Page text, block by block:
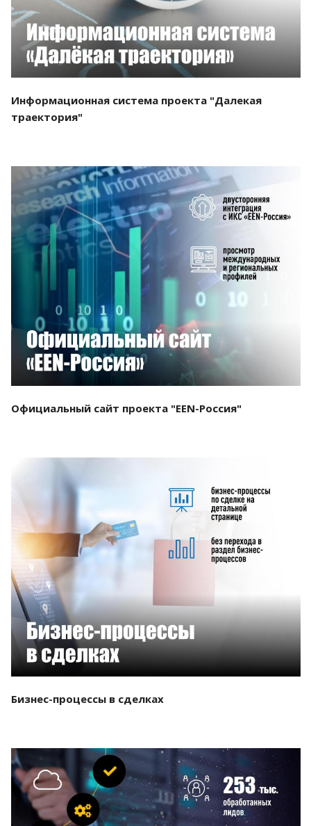
Информационная система проекта "Далекая
траектория"
Смотреть проект
Официальный сайт проекта "EEN-Россия"
Бизнес-процессы в сделках